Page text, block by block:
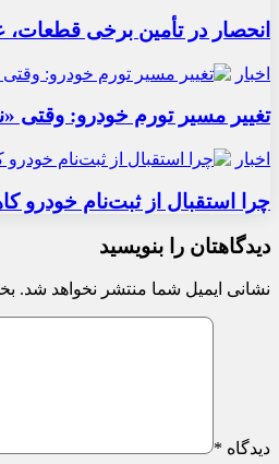
انحصار در تأمین برخی قطعات،
اخبار
تغییر مسیر تورم خودرو: وقتی
اخبار
چرا استقبال از ثبت‌نام خودرو
دیدگاهتان را بنویسید
نشانی ایمیل شما منتشر نخواهد شد.
دیدگاه *